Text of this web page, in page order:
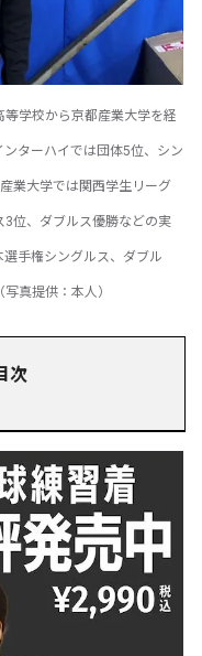
学校から京都産業大学を経
ターハイでは団体5位、シン
業大学では関西学生リーグ
位、ダブルス優勝などの実
手権シングルス、ダブル
真提供：本人）
次